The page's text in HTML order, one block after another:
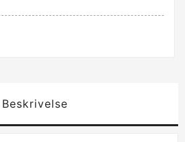
Beskrivelse